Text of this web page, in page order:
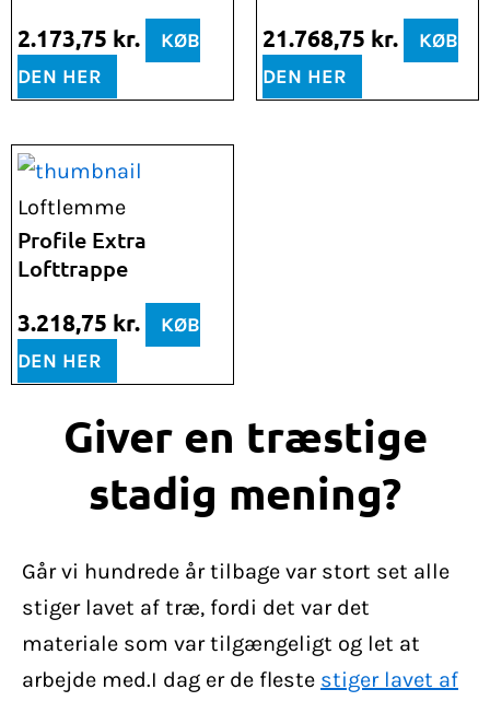
2.173,75 kr.
KØB
DEN HER
21.768,75 kr.
KØB
DEN HER
Loftlemme
Profile Extra
Lofttrappe
3.218,75 kr.
KØB
DEN HER
Giver en træstige
stadig mening?
Går vi hundrede år tilbage var stort set alle
stiger lavet af træ, fordi det var det
materiale som var tilgængeligt og let at
arbejde med.I dag er de fleste stiger lavet af